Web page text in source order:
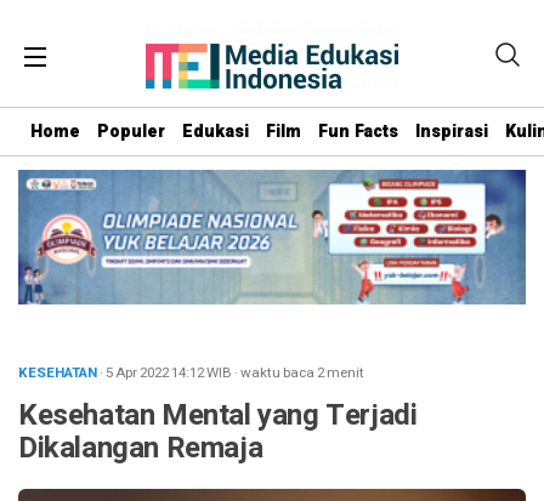
Home Populer Edukasi Film Fun Facts Inspirasi
KESEHATAN· 5 Apr 202214:12WIB ·waktu baca 2 menit
Kesehatan Mental yang Terjadi
Dikalangan Remaja